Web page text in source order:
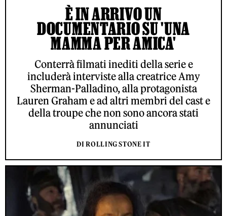
È IN ARRIVO UN
DOCUMENTARIO SU 'UNA
MAMMA PER AMICA'
Conterrà filmati inediti della serie e
includerà interviste alla creatrice Amy
Sherman-Palladino, alla protagonista
Lauren Graham e ad altri membri del cast e
della troupe che non sono ancora stati
annunciati
DI ROLLING STONE IT